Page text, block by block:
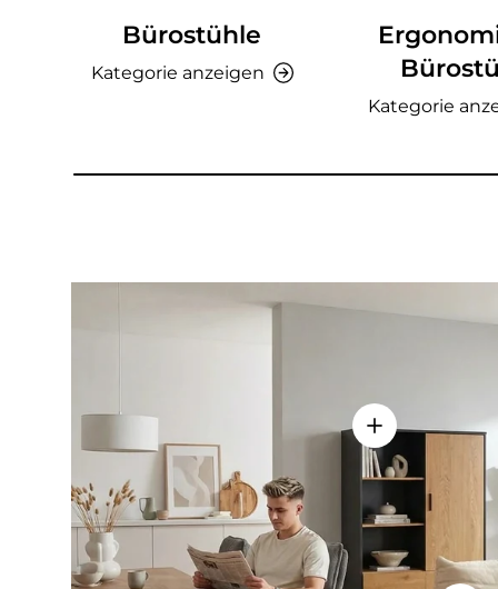
Bürostühle
Kategorie anzeigen
Kategorie
Einzelheiten